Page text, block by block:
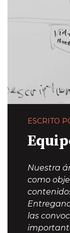
ESCRITO
Nuestra
como
las